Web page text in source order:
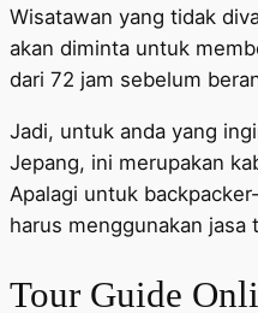
Wisatawan yang tidak
akan diminta untuk
dari 72 jam sebelum
Jadi, untuk anda yang
Jepang, ini merupakan
Apalagi untuk
harus menggunakan jasa
Tour Guide